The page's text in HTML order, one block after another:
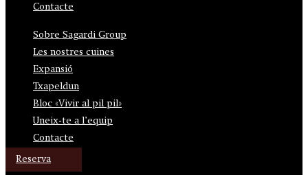
Contacte
Sobre Sagardi Group
Les nostres cuines
Expansió
Txapeldun
Bloc «Vivir al pil pil»
Uneix-te a l’equip
Contacte
Reserva